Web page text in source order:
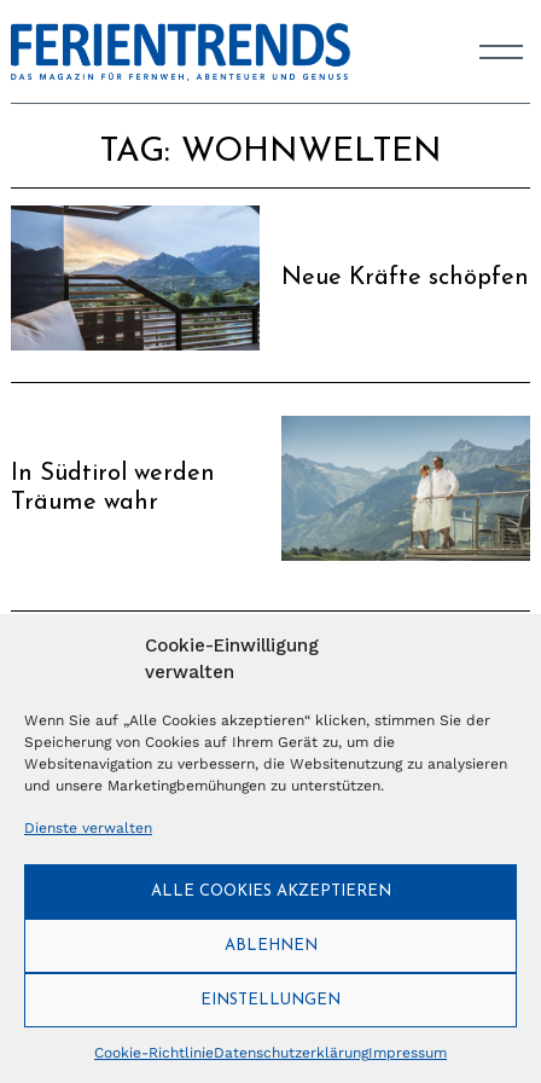
Cookie-Einwilligung
verwalten
Wenn Sie auf „Alle Cookies akzeptieren“ klicken, stimmen Sie der
Speicherung von Cookies auf Ihrem Gerät zu, um die
Websitenavigation zu verbessern, die Websitenutzung zu analysieren
und unsere Marketingbemühungen zu unterstützen.
Dienste verwalten
ALLE COOKIES AKZEPTIEREN
ABLEHNEN
EINSTELLUNGEN
Cookie-RichtlinieDatenschutzerklärungImpressum
TAG: WOHNWELTEN
Neue Kräfte schöpfen
In Südtirol werden
Träume wahr
MAGAZIN ABONNIEREN
Abonnieren
Anmelden
© Copyright 2026 – Ferientrends // info@tlvg.ch
Tourismus Lifestyle Verlag GmbH // Frohbergweg 1 - CH-3012 Bern //
Datenschutzerklärung //Impressum